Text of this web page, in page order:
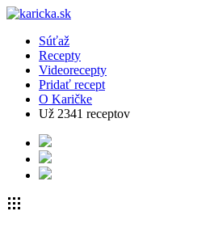
Súťaž
Recepty
Videorecepty
Pridať recept
O Karičke
Už 2341 receptov